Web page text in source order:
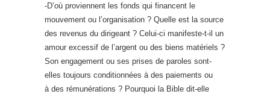
-D’où proviennent les fonds qui financent le
mouvement ou l’organisation ? Quelle est la source
des revenus du dirigeant ? Celui-ci manifeste-t-il un
amour excessif de l’argent ou des biens matériels ?
Son engagement ou ses prises de paroles sont-
elles toujours conditionnées à des paiements ou
à des rémunérations ? Pourquoi la Bible dit-elle